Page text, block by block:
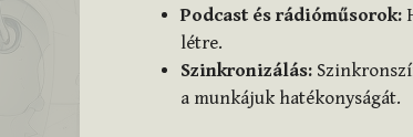
Podcast és rádióműsorok:
létre.
Szinkronizálás:
a munkájuk hatékonyságát.